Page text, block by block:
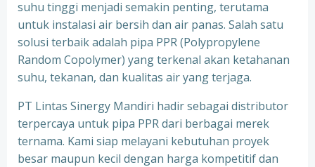
suhu tinggi menjadi semakin penting, terutama
untuk instalasi air bersih dan air panas. Salah satu
solusi terbaik adalah pipa PPR (Polypropylene
Random Copolymer) yang terkenal akan ketahanan
suhu, tekanan, dan kualitas air yang terjaga.
PT Lintas Sinergy Mandiri hadir sebagai distributor
terpercaya untuk pipa PPR dari berbagai merek
ternama. Kami siap melayani kebutuhan proyek
besar maupun kecil dengan harga kompetitif dan